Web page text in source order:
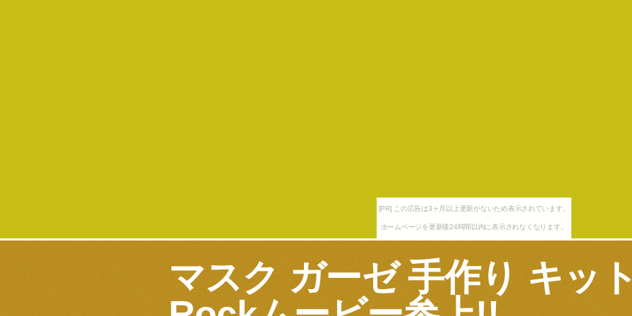
[PR] この広告は3ヶ月以上更新がないため表示されています。
ホームページを更新後24時間以内に表示されなくなります。
マスク ガーゼ 手作り キッ